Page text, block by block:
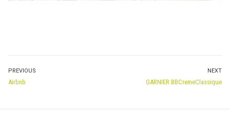
NAVIGATION
PREVIOUS
Previous
Airbnb
NEXT
Next
GARNIER BBCremeClassique